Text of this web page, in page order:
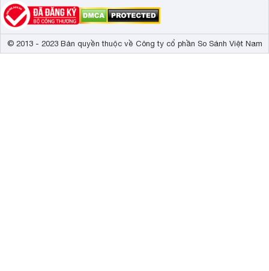
© 2013 - 2023 Bản quyền thuộc về Công ty cổ phần So Sánh Việt Nam